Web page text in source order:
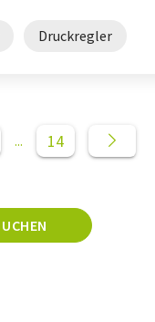
Druckregler
... 14